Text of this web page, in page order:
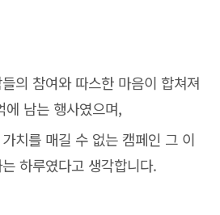
의 참여와 따스한 마음이 합쳐져
에 남는 행사였으며,
치를 매길 수 없는 캠페인 그 이
하루였다고 생각합니다.